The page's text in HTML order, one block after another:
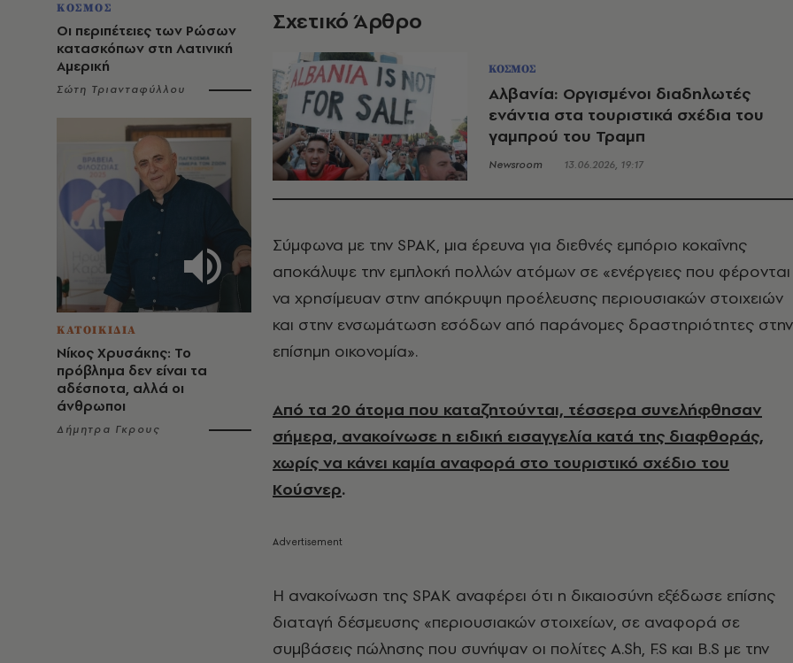
ΚΟΣΜΟΣ
Οι περιπέτειες των Ρώσων
κατασκόπων στη Λατινική
Αμερική
Σώτη Τριανταφύλλου
ΚΑΤΟΙΚΙΔΙΑ
Νίκος Χρυσάκης: Το
πρόβλημα δεν είναι τα
αδέσποτα, αλλά οι
άνθρωποι
Δήμητρα Γκρους
Σχετικό Άρθρο
ΚΟΣΜΟΣ
Αλβανία: Οργισμένοι διαδηλωτές
ενάντια στα τουριστικά σχέδια του
γαμπρού του Τραμπ
Newsroom 13.06.2026, 19:17
Σύμφωνα με την SPAK, μια έρευνα για διεθνές εμπόριο κοκαΐνης
αποκάλυψε την εμπλοκή πολλών ατόμων σε «ενέργειες που φέρονται
να χρησίμευαν στην απόκρυψη προέλευσης περιουσιακών στοιχειών
και στην ενσωμάτωση εσόδων από παράνομες δραστηριότητες στην
επίσημη οικονομία».
Από τα 20 άτομα που καταζητούνται, τέσσερα συνελήφθησαν
σήμερα, ανακοίνωσε η ειδική εισαγγελία κατά της διαφθοράς,
χωρίς να κάνει καμία αναφορά στο τουριστικό σχέδιο του
Κούσνερ.
Η ανακοίνωση της SPAK αναφέρει ότι η δικαιοσύνη εξέδωσε επίσης
διαταγή δέσμευσης «περιουσιακών στοιχείων, σε αναφορά σε
συμβάσεις πώλησης που συνήψαν οι πολίτες A.Sh, F.S και B.S με την